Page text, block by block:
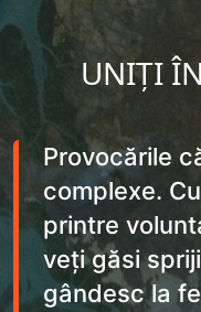
UNIȚI
Provocările
complexe.
printre
veți găsi
gândesc la